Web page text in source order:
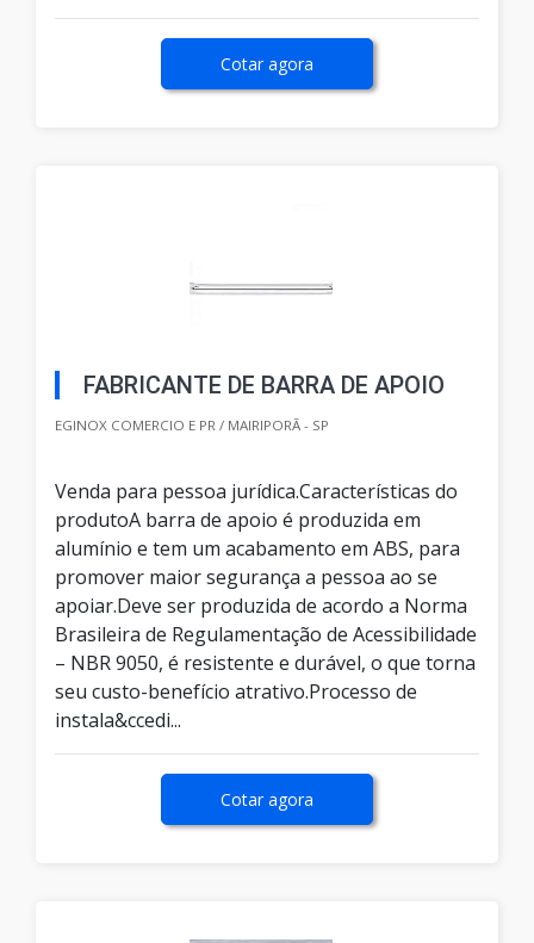
Cotar agora
FABRICANTE DE BARRA DE APOIO
EGINOX COMERCIO E PR / MAIRIPORÃ - SP
Venda para pessoa jurídica.Características do
produtoA barra de apoio é produzida em
alumínio e tem um acabamento em ABS, para
promover maior segurança a pessoa ao se
apoiar.Deve ser produzida de acordo a Norma
Brasileira de Regulamentação de Acessibilidade
– NBR 9050, é resistente e durável, o que torna
seu custo-benefício atrativo.Processo de
instala&ccedi...
Cotar agora